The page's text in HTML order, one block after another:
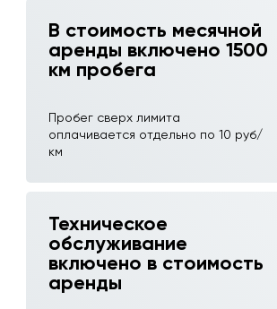
В стоимость месячной
аренды включено 1500
км пробега
Пробег сверх лимита
оплачивается отдельно по 10 руб/
км
Техническое
обслуживание
включено в стоимость
аренды